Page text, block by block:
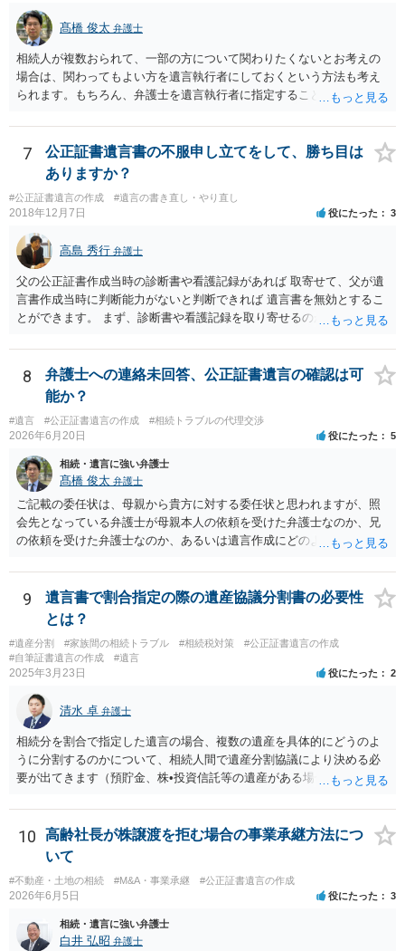
髙橋 俊太 弁護士
相続人が複数おられて、一部の方について関わりたくないとお考えの
場合は、関わってもよい方を遺言執行者にしておくという方法も考え
られます。もちろん、弁護士を遺言執行者に指定することもできます
方に再委任の権限を付与しておくという方法もあります。 一度、弁護
士に直接ご相談されることをお勧めいたします。
7
公正証書遺言書の不服申し立てをして、勝ち目は
ありますか？
#公正証書遺言の作成 #遺言の書き直し・やり直し
2018年12月7日 役にたった 3
高島 秀行 弁護士
父の公正証書作成当時の診断書や看護記録があれば 取寄せて、父が遺
言書作成当時に判断能力がないと判断できれば 遺言書を無効とするこ
とができます。 まず、診断書や看護記録を取り寄せるのが重要となり
いと思います。
8
弁護士への連絡未回答、公正証書遺言の確認は可
能か？
#遺言 #公正証書遺言の作成 #相続トラブルの代理交渉
2026年6月20日 役にたった 5
相続・遺言に強い弁護士
髙橋 俊太 弁護士
ご記載の委任状は、母親から貴方に対する委任状と思われますが、照
会先となっている弁護士が母親本人の依頼を受けた弁護士なのか、兄
の依頼を受けた弁護士なのか、あるいは遺言作成にどのような立場で
と思われます。 仮に、その弁護士が母親本人から依頼を受けているの
であれば、母親本人に対する報告義務が問題となります。母親が貴方
に一任する旨を明確に伝えており、委任状の内容にも、弁護士との連
絡、進捗確認、公正証書遺言の作成有無や控えの確認等が含まれてい
るのであれば、貴方から進捗状況等の説明を求める余地はあります。
他方で、その弁護士が兄の依頼を受けた弁護士である場合には、兄の
況を報告する義務があるとは限りません。また、親族間で利害対立が
ある可能性がある場合、守秘義務や本人意思確認の観点から、委任状
があるとしても直ちに内容を開示しないこともあり得ます。 公正証書
遺言が作成済みである場合でも、生前にその存在や内容を誰に開示す
るかは、基本的には遺言者本人の意思による問題です。まずは、母親
無・内容について説明してよい」旨を明確に伝えてもらい、委任状の
写しを添付して、期限を区切って書面で回答を求めることが考えられ
ます。それでも回答がない場合には、母親本人の意思能力や真意、兄
による不当な関与の有無も含めて、別の弁護士に資料（遺言書案、委
任状、母親の発言内容、弁護士との連絡履歴、兄とのやり取り等）を
示して相談した方がよいように思います。
9
遺言書で割合指定の際の遺産協議分割書の必要性
とは？
#遺産分割 #家族間の相続トラブル #相続税対策
#公正証書遺言の作成
#自筆証書遺言の作成
#遺言
2025年3月23日 役にたった 2
清水 卓 弁護士
相続分を割合で指定した遺言の場合、複数の遺産を具体的にどうのよ
うに分割するのかについて、相続人間で遺産分割協議により決める必
要が出てきます（預貯金、株•投資信託等の遺産がある場合に、どの遺
投資信託は他の相続人にというような分け方をするのか等について
は、相続人間で遺産分割協議により決める必要があります）。
10
高齢社長が株譲渡を拒む場合の事業承継方法につ
いて
#不動産・土地の相続 #M&A・事業承継 #公正証書遺言の作成
2026年6月5日 役にたった 3
相続・遺言に強い弁護士
白井 弘昭 弁護士